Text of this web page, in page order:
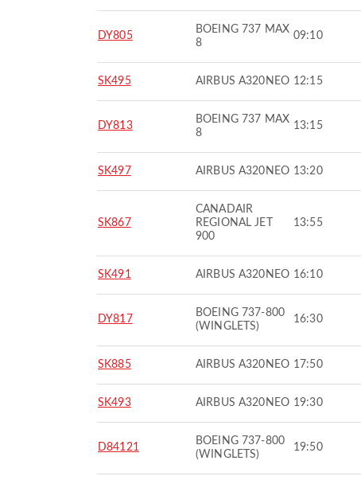
DY805
BOEING 737 MAX
8
09:10
SK495 AIRBUS A320NEO 12:15
DY813
BOEING 737 MAX
8
13:15
SK497 AIRBUS A320NEO 13:20
SK867
CANADAIR
REGIONAL JET
900
13:55
SK491 AIRBUS A320NEO 16:10
DY817
BOEING 737-800
(WINGLETS)
16:30
SK885 AIRBUS A320NEO 17:50
SK493 AIRBUS A320NEO 19:30
D84121
BOEING 737-800
(WINGLETS)
19:50